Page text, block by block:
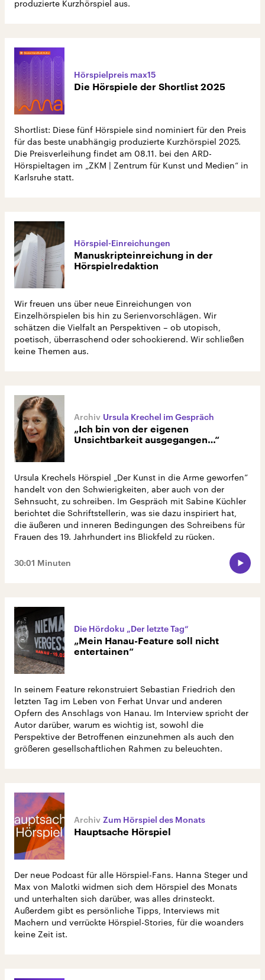
produzierte Kurzhörspiel aus.
Hörspielpreis max15
Die Hörspiele der Shortlist 2025
Shortlist: Diese fünf Hörspiele sind nominiert für den Preis
für das beste unabhängig produzierte Kurzhörspiel 2025.
Die Preisverleihung findet am 08.11. bei den ARD-
Hörspieltagen im „ZKM | Zentrum für Kunst und Medien“ in
Karlsruhe statt.
Hörspiel-Einreichungen
Manuskripteinreichung in der
Hörspielredaktion
Wir freuen uns über neue Einreichungen von
Einzelhörspielen bis hin zu Serienvorschlägen. Wir
schätzen die Vielfalt an Perspektiven – ob utopisch,
poetisch, überraschend oder schockierend. Wir schließen
keine Themen aus.
Ursula Krechel im Gespräch
„Ich bin von der eigenen
Unsichtbarkeit ausgegangen…“
Ursula Krechels Hörspiel „Der Kunst in die Arme geworfen”
handelt von den Schwierigkeiten, aber auch von der
Sehnsucht, zu schreiben. Im Gespräch mit Sabine Küchler
berichtet die Schriftstellerin, was sie dazu inspiriert hat,
die äußeren und inneren Bedingungen des Schreibens für
Frauen des 19. Jahrhundert ins Blickfeld zu rücken.
30:01 Minuten
Die Hördoku „Der letzte Tag“
„Mein Hanau-Feature soll nicht
entertainen“
In seinem Feature rekonstruiert Sebastian Friedrich den
letzten Tag im Leben von Ferhat Unvar und anderen
Opfern des Anschlags von Hanau. Im Interview spricht der
Autor darüber, warum es wichtig ist, sowohl die
Perspektive der Betroffenen einzunehmen als auch den
größeren gesellschaftlichen Rahmen zu beleuchten.
Zum Hörspiel des Monats
Hauptsache Hörspiel
Der neue Podcast für alle Hörspiel-Fans. Hanna Steger und
Max von Malotki widmen sich dem Hörspiel des Monats
und unterhalten sich darüber, was alles drinsteckt.
Außerdem gibt es persönliche Tipps, Interviews mit
Machern und verrückte Hörspiel-Stories, für die woanders
keine Zeit ist.